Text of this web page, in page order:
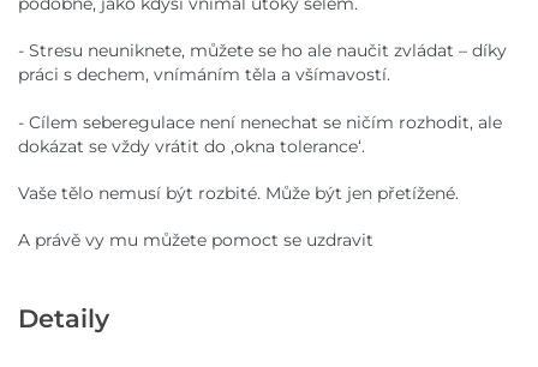
- Stresu neuniknete, můžete se ho ale naučit zvládat – díky
práci s dechem, vnímáním těla a všímavostí.
- Cílem seberegulace není nenechat se ničím rozhodit, ale
dokázat se vždy vrátit do ,okna tolerance‘.
Vaše tělo nemusí být rozbité. Může být jen přetížené.
A právě vy mu můžete pomoct se uzdravit
Detaily